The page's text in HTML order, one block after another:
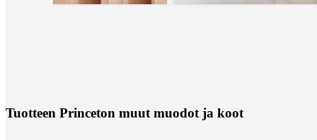
Tuotteen Princeton muut muodot ja koot